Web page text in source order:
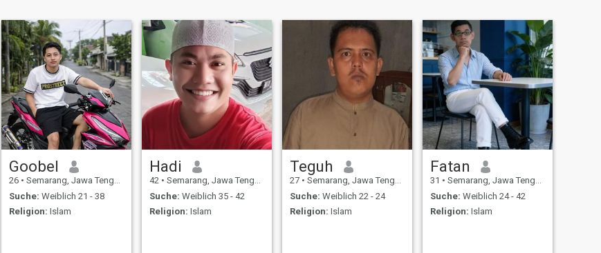
Goobel
26 • Semarang, Jawa Tengah, Indonesien
Suche: Weiblich 21 - 38
Religion: Islam
Hadi
42 • Semarang, Jawa Tengah, Indonesien
Suche: Weiblich 35 - 42
Religion: Islam
Teguh
27 • Semarang, Jawa Tengah, Indonesien
Suche: Weiblich 22 - 24
Religion: Islam
Fatan
31 • Semarang, Jawa Tengah, Indonesien
Suche: Weiblich 24 - 42
Religion: Islam